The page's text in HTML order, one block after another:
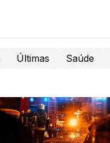
Últimas Saúde